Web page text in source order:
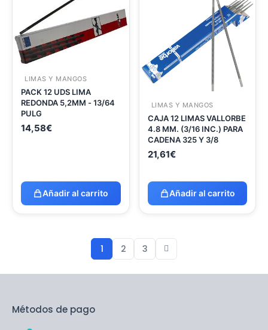
LIMAS Y MANGOS
PACK 12 UDS LIMA
REDONDA 5,2MM - 13/64
PULG
14,58€
Añadir al carrito
LIMAS Y MANGOS
CAJA 12 LIMAS VALLORBE
4.8 MM. (3/16 INC.) PARA
CADENA 325 Y 3/8
21,61€
Añadir al carrito
1 2 3
Métodos de pago